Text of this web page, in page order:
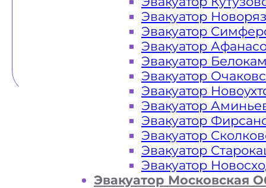
Эвакуатор
Эвакуатор
Эвакуатор
Эвакуатор
Эвакуатор
Эвакуатор
Эвакуатор
Эвакуатор
Эвакуатор
Эвакуатор
Эвакуатор
Эвакуатор Московская